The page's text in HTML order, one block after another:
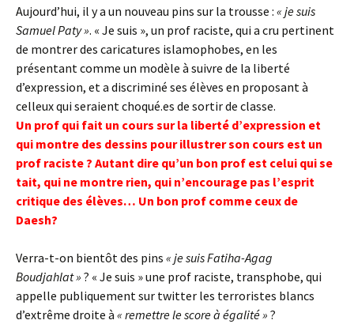
Aujourd’hui, il y a un nouveau pins sur la trousse : « je suis
Samuel Paty ». « Je suis », un prof raciste, qui a cru pertinent
de montrer des caricatures islamophobes, en les
présentant comme un modèle à suivre de la liberté
d’expression, et a discriminé ses élèves en proposant à
celleux qui seraient choqué.es de sortir de classe.
Un prof qui fait un cours sur la liberté d’expression et
qui montre des dessins pour illustrer son cours est un
prof raciste ? Autant dire qu’un bon prof est celui qui se
tait, qui ne montre rien, qui n’encourage pas l’esprit
critique des élèves… Un bon prof comme ceux de
Daesh?
Verra-t-on bientôt des pins « je suis Fatiha-Agag
Boudjahlat » ? « Je suis » une prof raciste, transphobe, qui
appelle publiquement sur twitter les terroristes blancs
d’extrême droite à « remettre le score à égalité » ?